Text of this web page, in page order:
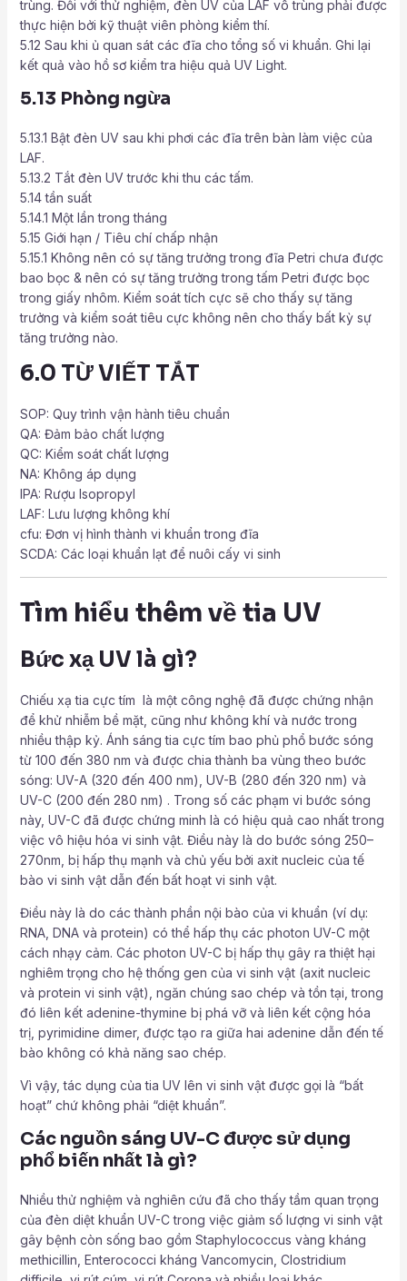
trùng. Đối với thử nghiệm, đèn UV của LAF vô trùng phải được
thực hiện bởi kỹ thuật viên phòng kiểm thí.
5.12 Sau khi ủ quan sát các đĩa cho tổng số vi khuẩn. Ghi lại
kết quả vào hồ sơ kiểm tra hiệu quả UV Light.
5.13 Phòng ngừa
5.13.1 Bật đèn UV sau khi phơi các đĩa trên bàn làm việc của
LAF.
5.13.2 Tắt đèn UV trước khi thu các tấm.
5.14 tần suất
5.14.1 Một lần trong tháng
5.15 Giới hạn / Tiêu chí chấp nhận
5.15.1 Không nên có sự tăng trưởng trong đĩa Petri chưa được
bao bọc & nên có sự tăng trưởng trong tấm Petri được bọc
trong giấy nhôm. Kiểm soát tích cực sẽ cho thấy sự tăng
trưởng và kiểm soát tiêu cực không nên cho thấy bất kỳ sự
tăng trưởng nào.
6.0 TỪ VIẾT TẮT
SOP: Quy trình vận hành tiêu chuẩn
QA: Đảm bảo chất lượng
QC: Kiểm soát chất lượng
NA: Không áp dụng
IPA: Rượu Isopropyl
LAF: Lưu lượng không khí
cfu: Đơn vị hình thành vi khuẩn trong đĩa
SCDA: Các loại khuẩn lạt để nuôi cấy vi sinh
Tìm hiểu thêm về tia UV
Bức xạ UV là gì?
Chiếu xạ tia cực tím là một công nghệ đã được chứng nhận
để khử nhiễm bề mặt, cũng như không khí và nước trong
nhiều thập kỷ. Ánh sáng tia cực tím bao phủ phổ bước sóng
từ 100 đến 380 nm và được chia thành ba vùng theo bước
sóng: UV-A (320 đến 400 nm), UV-B (280 đến 320 nm) và
UV-C (200 đến 280 nm) . Trong số các phạm vi bước sóng
này, UV-C đã được chứng minh là có hiệu quả cao nhất trong
việc vô hiệu hóa vi sinh vật. Điều này là do bước sóng 250–
270nm, bị hấp thụ mạnh và chủ yếu bởi axit nucleic của tế
bào vi sinh vật dẫn đến bất hoạt vi sinh vật.
Điều này là do các thành phần nội bào của vi khuẩn (ví dụ:
RNA, DNA và protein) có thể hấp thụ các photon UV-C một
cách nhạy cảm. Các photon UV-C bị hấp thụ gây ra thiệt hại
nghiêm trọng cho hệ thống gen của vi sinh vật (axit nucleic
và protein vi sinh vật), ngăn chúng sao chép và tồn tại, trong
đó liên kết adenine-thymine bị phá vỡ và liên kết cộng hóa
trị, pyrimidine dimer, được tạo ra giữa hai adenine dẫn đến tế
bào không có khả năng sao chép.
Vì vậy, tác dụng của tia UV lên vi sinh vật được gọi là “bất
hoạt” chứ không phải “diệt khuẩn”.
Các nguồn sáng UV-C được sử dụng
phổ biến nhất là gì?
Nhiều thử nghiệm và nghiên cứu đã cho thấy tầm quan trọng
của đèn diệt khuẩn UV-C trong việc giảm số lượng vi sinh vật
gây bệnh còn sống bao gồm Staphylococcus vàng kháng
methicillin, Enterococci kháng Vancomycin, Clostridium